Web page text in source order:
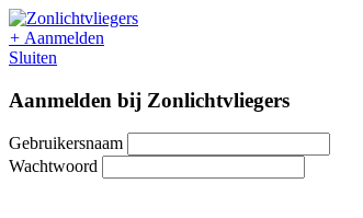
+ Aanmelden
Sluiten
Aanmelden bij Zonlichtvliegers
Gebruikersnaam
Wachtwoord